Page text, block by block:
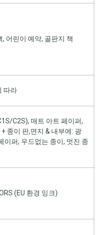
어린이 예약, 골판지 책
따라
C2S), 매트 아트 페이퍼,
종이 판,면지 & 내부에: 광
이퍼, 우드없는 종이, 멋진 종
(EU 환경 잉크)